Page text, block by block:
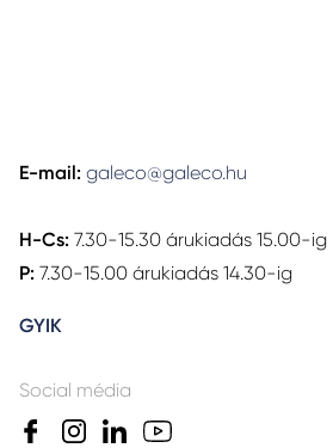
E-mail: galeco@galeco.hu
H-Cs: 7.30-15.30 árukiadás 15.00-ig
P: 7.30-15.00 árukiadás 14.30-ig
GYIK
Social média